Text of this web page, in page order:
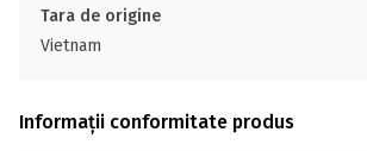
Tara de origine
Vietnam
Informații conformitate produs